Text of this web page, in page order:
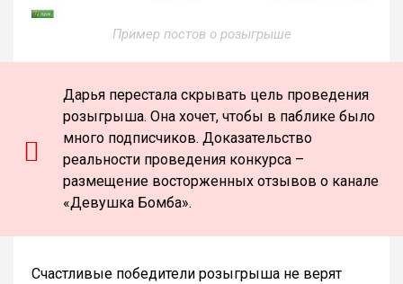
Пример постов о розыгрыше
Дарья перестала скрывать цель проведения
розыгрыша. Она хочет, чтобы в паблике было
много подписчиков. Доказательство
реальности проведения конкурса –
размещение восторженных отзывов о канале
«Девушка Бомба».
Счастливые победители розыгрыша не верят